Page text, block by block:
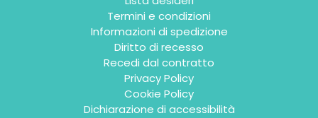
Termini e condizioni
Informazioni di spedizione
Diritto di recesso
Recedi dal contratto
Privacy Policy
Cookie Policy
Dichiarazione di accessibilità